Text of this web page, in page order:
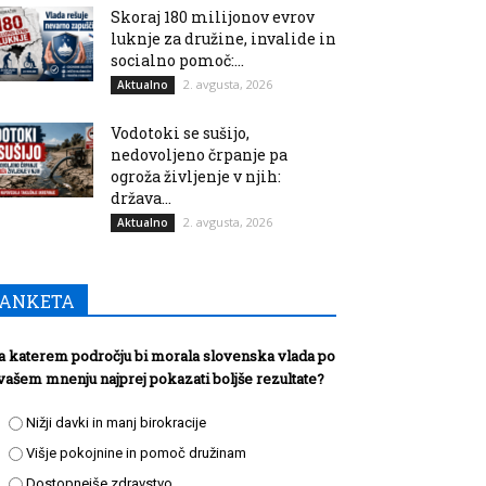
Skoraj 180 milijonov evrov
luknje za družine, invalide in
socialno pomoč:...
Aktualno 2. avgusta, 2026
Vodotoki se sušijo,
nedovoljeno črpanje pa
ogroža življenje v njih:
država...
Aktualno 2. avgusta, 2026
katerem področju bi morala slovenska vlada po
mnenju najprej pokazati boljše rezultate?
Nižji davki in manj birokracije
Višje pokojnine in pomoč družinam